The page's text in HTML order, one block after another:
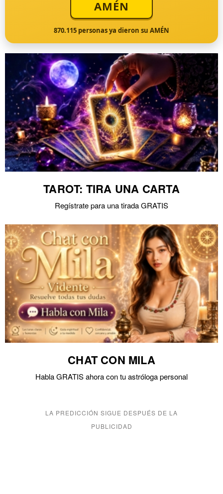
AMÉN
870.115 personas ya dieron su AMÉN
TAROT: TIRA UNA CARTA
Regístrate para una tirada GRATIS
CHAT CON MILA
Habla GRATIS ahora con tu astróloga personal